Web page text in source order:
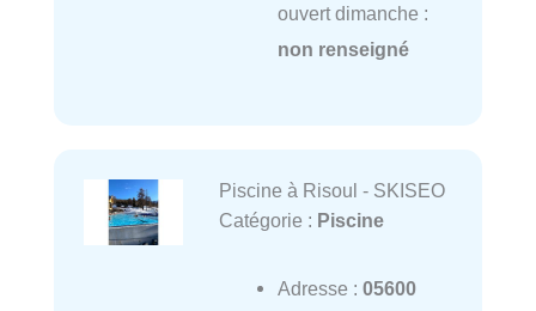
ouvert dimanche :
non renseigné
Piscine à Risoul - SKISEO
Catégorie : Piscine
Adresse : 05600